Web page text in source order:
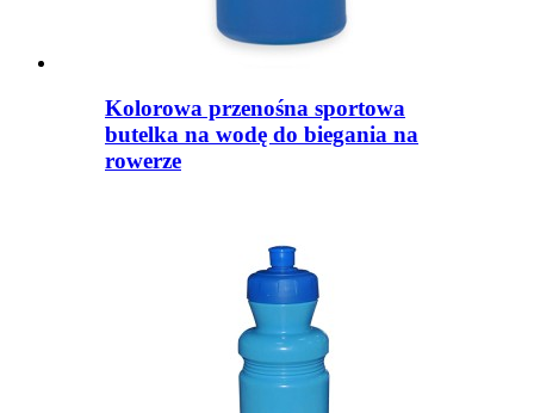
Kolorowa przenośna sportowa
butelka na wodę do biegania na
rowerze